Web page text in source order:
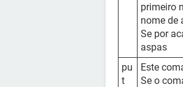
primeiro
nome de
Se por
aspas
pu
t
Este
Se o